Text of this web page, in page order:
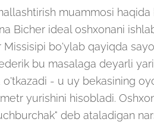
muammosi
Bicher ideal oshxonani
bo'ylab qayiqda
bu masalaga deyarli
- u uy bekasining
yurishini hisobladi.
deb ataladigan
ARIZANI YUBORISH
tasdiqlang
LOYIHANI YUBORISH
tasdiqlang
YUBORISH